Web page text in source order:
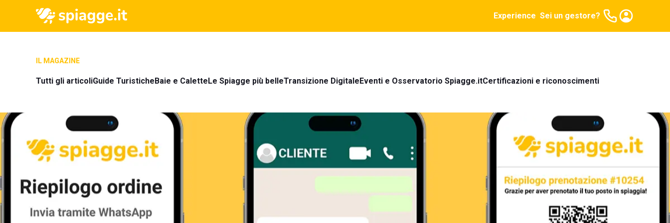
Experience Sei un gestore?
IL MAGAZINE
Tutti gli articoliGuide TuristicheBaie e CaletteLe Spiagge più belleTransizione DigitaleEventi e Osservatorio Spiagge.itCertificazioni e riconoscimenti